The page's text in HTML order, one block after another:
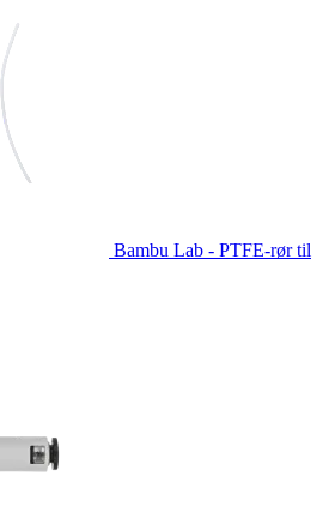
Bambu Lab - PTFE-rør til